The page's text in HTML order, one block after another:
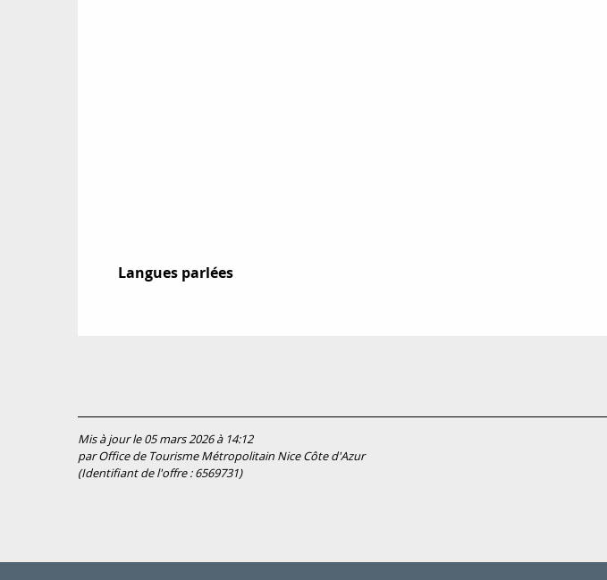
Langues parlées
Langues parlées
Mis à jour le 05 mars 2026 à 14:12
par Office de Tourisme Métropolitain Nice Côte d'Azur
(Identifiant de l'offre :6569731)